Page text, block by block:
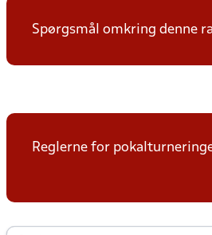
Spørgsmål omkring denne
Reglerne for